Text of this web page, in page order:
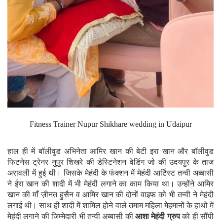
Fitness Trainer Nupur Shikhare wedding in Udaipur
हाल ही में बॉलीवुड अभिनेता आमिर खान की बेटी इरा खान और बॉलीवुड
फिटनेस ट्रेनर नुपुर शिखरे की डेस्टिनेशन वेडिंग जो की उदयपुर के ताज
अरावली में हुई थी। जिसके मेहंदी के फंक्शन में मेहंदी आर्टिस्ट तन्वी अब्बासी
ने ईरा खान की शादी में भी मेहंदी लगाने का काम किया था। उन्होंने आमिर
खान की माँ ज़ीनत हुसैन व आमिर खान की दोनों वाइफ को भी तन्वी ने मेहंदी
लगाई थी। साथ ही शादी में शामिल होने वाले तमाम महिला मेहमानों के हाथों में
मेहंदी लगाने की जिम्मेदारी भी तन्वी अब्बासी कीआशा मेहंदी ग्रुपको ही सौंपी